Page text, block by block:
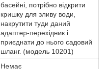
басейні, потрібно відкрити
кришку для зливу води,
накрутити туди даний
адаптер-перехідник і
приєднати до нього садовий
шланг. (модель 10201)
Немає